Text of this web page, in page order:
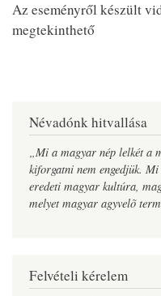
Az eseményről készült
megtekinthető
Névadónk hitvallása
„Mi a magyar nép lelkét a
kiforgatni nem engedjük.
eredeti magyar kultúra,
melyet magyar agyvelõ
Felvételi kérelem